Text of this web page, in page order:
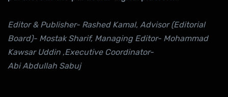
Editor & Publisher- Rashed Kamal, Advisor (Editorial
Board)- Mostak Sharif, Managing Editor- Mohammad
Kawsar Uddin ,Executive Coordinator-
Abi Abdullah Sabuj